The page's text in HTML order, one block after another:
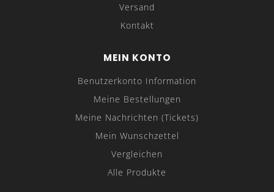
=> Abkantfolienhalter
UKB-VORTEILE
Versand
Kontakt
MEIN KONTO
Benutzerkonto Information
Meine Bestellungen
Meine Nachrichten (Tickets)
Mein Wunschzettel
Vergleichen
Alle Produkte